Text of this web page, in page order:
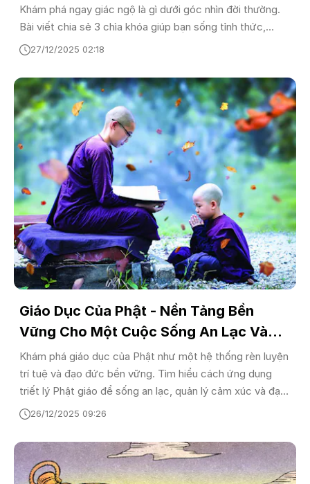
Khám phá ngay giác ngộ là gì dưới góc nhìn đời thường.
Bài viết chia sẻ 3 chìa khóa giúp bạn sống tỉnh thức,
buông bỏ khổ đau và tìm lại sự bình an nội tại ngay trong
27/12/2025 02:18
Giáo Dục Của Phật - Nền Tảng Bền
Vững Cho Một Cuộc Sống An Lạc Và
Tỉnh Thức
Khám phá giáo dục của Phật như một hệ thống rèn luyện
trí tuệ và đạo đức bền vững. Tìm hiểu cách ứng dụng
triết lý Phật giáo để sống an lạc, quản lý cảm xúc và đạt
được sự tỉnh thức giữa thế giới hiện đại.
26/12/2025 09:26